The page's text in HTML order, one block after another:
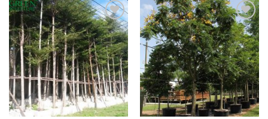
Add to
Wishlist
Add to
Wishlist